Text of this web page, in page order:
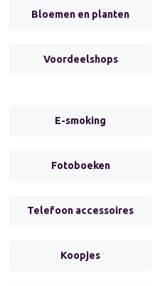
Bloemen en planten
Voordeelshops
E-smoking
Fotoboeken
Telefoon accessoires
Koopjes